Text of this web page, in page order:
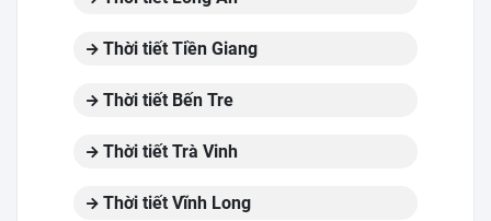
Thời tiết Tiền Giang
Thời tiết Bến Tre
Thời tiết Trà Vinh
Thời tiết Vĩnh Long